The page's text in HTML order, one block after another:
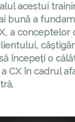
acestui
bună a
a conceptelor
începeți o
CX în cadrul